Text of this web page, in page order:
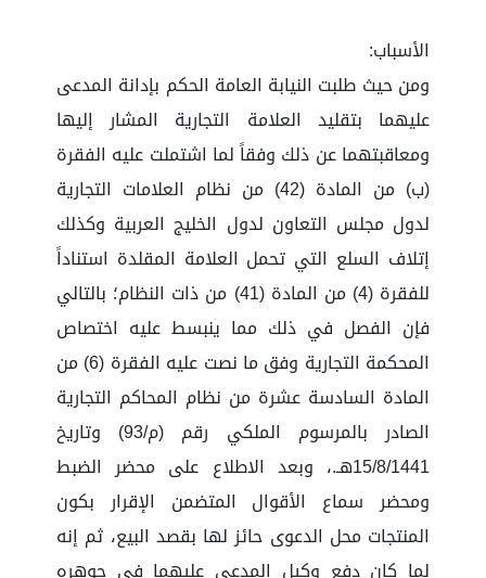
الأسباب:
ومن حيث طلبت النيابة العامة الحكم بإدانة المدعى
عليهما بتقليد العلامة التجارية المشار إليها
ومعاقبتهما عن ذلك وفقاً لما اشتملت عليه الفقرة
(ب) من المادة (42) من نظام العلامات التجارية
لدول مجلس التعاون لدول الخليج العربية وكذلك
إتلاف السلع التي تحمل العلامة المقلدة استناداً
للفقرة (4) من المادة (41) من ذات النظام؛ بالتالي
فإن الفصل في ذلك مما ينبسط عليه اختصاص
المحكمة التجارية وفق ما نصت عليه الفقرة (6) من
المادة السادسة عشرة من نظام المحاكم التجارية
الصادر بالمرسوم الملكي رقم (م/93) وتاريخ
15/8/1441هـ.، وبعد الاطلاع على محضر الضبط
ومحضر سماع الأقوال المتضمن الإقرار بكون
المنتجات محل الدعوى حائز لها بقصد البيع، ثم إنه
لما كان دفع وكيل المدعى عليهما في جوهره